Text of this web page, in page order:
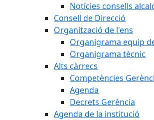
Notícies consells
Consell de Direcció
Organització de l'ens
Organigrama equip
Organigrama tècnic
Alts càrrecs
Competències
Agenda
Decrets Gerència
Agenda de la institució